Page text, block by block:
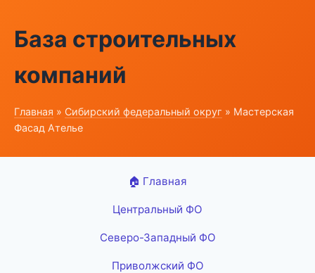
База строительных
компаний
Главная » Сибирский федеральный округ » Мастерская
Фасад Ателье
🏠 Главная
Центральный ФО
Северо-Западный ФО
Приволжский ФО